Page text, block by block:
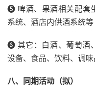
❺ 啤酒、果酒相关配套
系统、酒店内供酒系统等
➏ 其它：白酒、葡萄酒
设备、食品、饮料、调
八、 同期活动（拟）